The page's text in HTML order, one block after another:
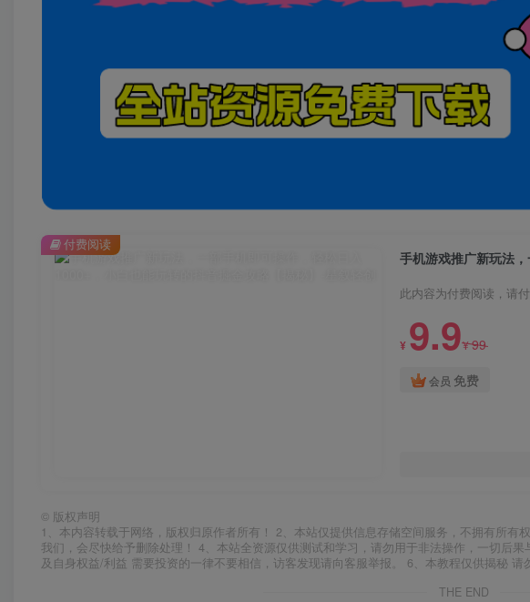
此内容为付费阅读，请
¥ 9.9¥99
会员 免费
付费阅读
© 版权声明
1、本内容转载于网络，版权归原作者所有！ 2、本站仅提供信息存储空间服务，不拥有所
我们，会尽快给予删除处理！ 4、本站全资源仅供测试和学习，请勿用于非法操作，一切后
及自身权益/利益 需要投资的一律不要相信，访客发现请向客服举报。 6、本教程仅供揭秘
THE END